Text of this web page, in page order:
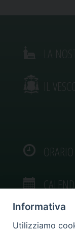
IL
Informativa
Utilizziamo